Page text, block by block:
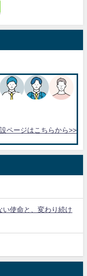
ページはこちらから>>
使命と、変わり続け